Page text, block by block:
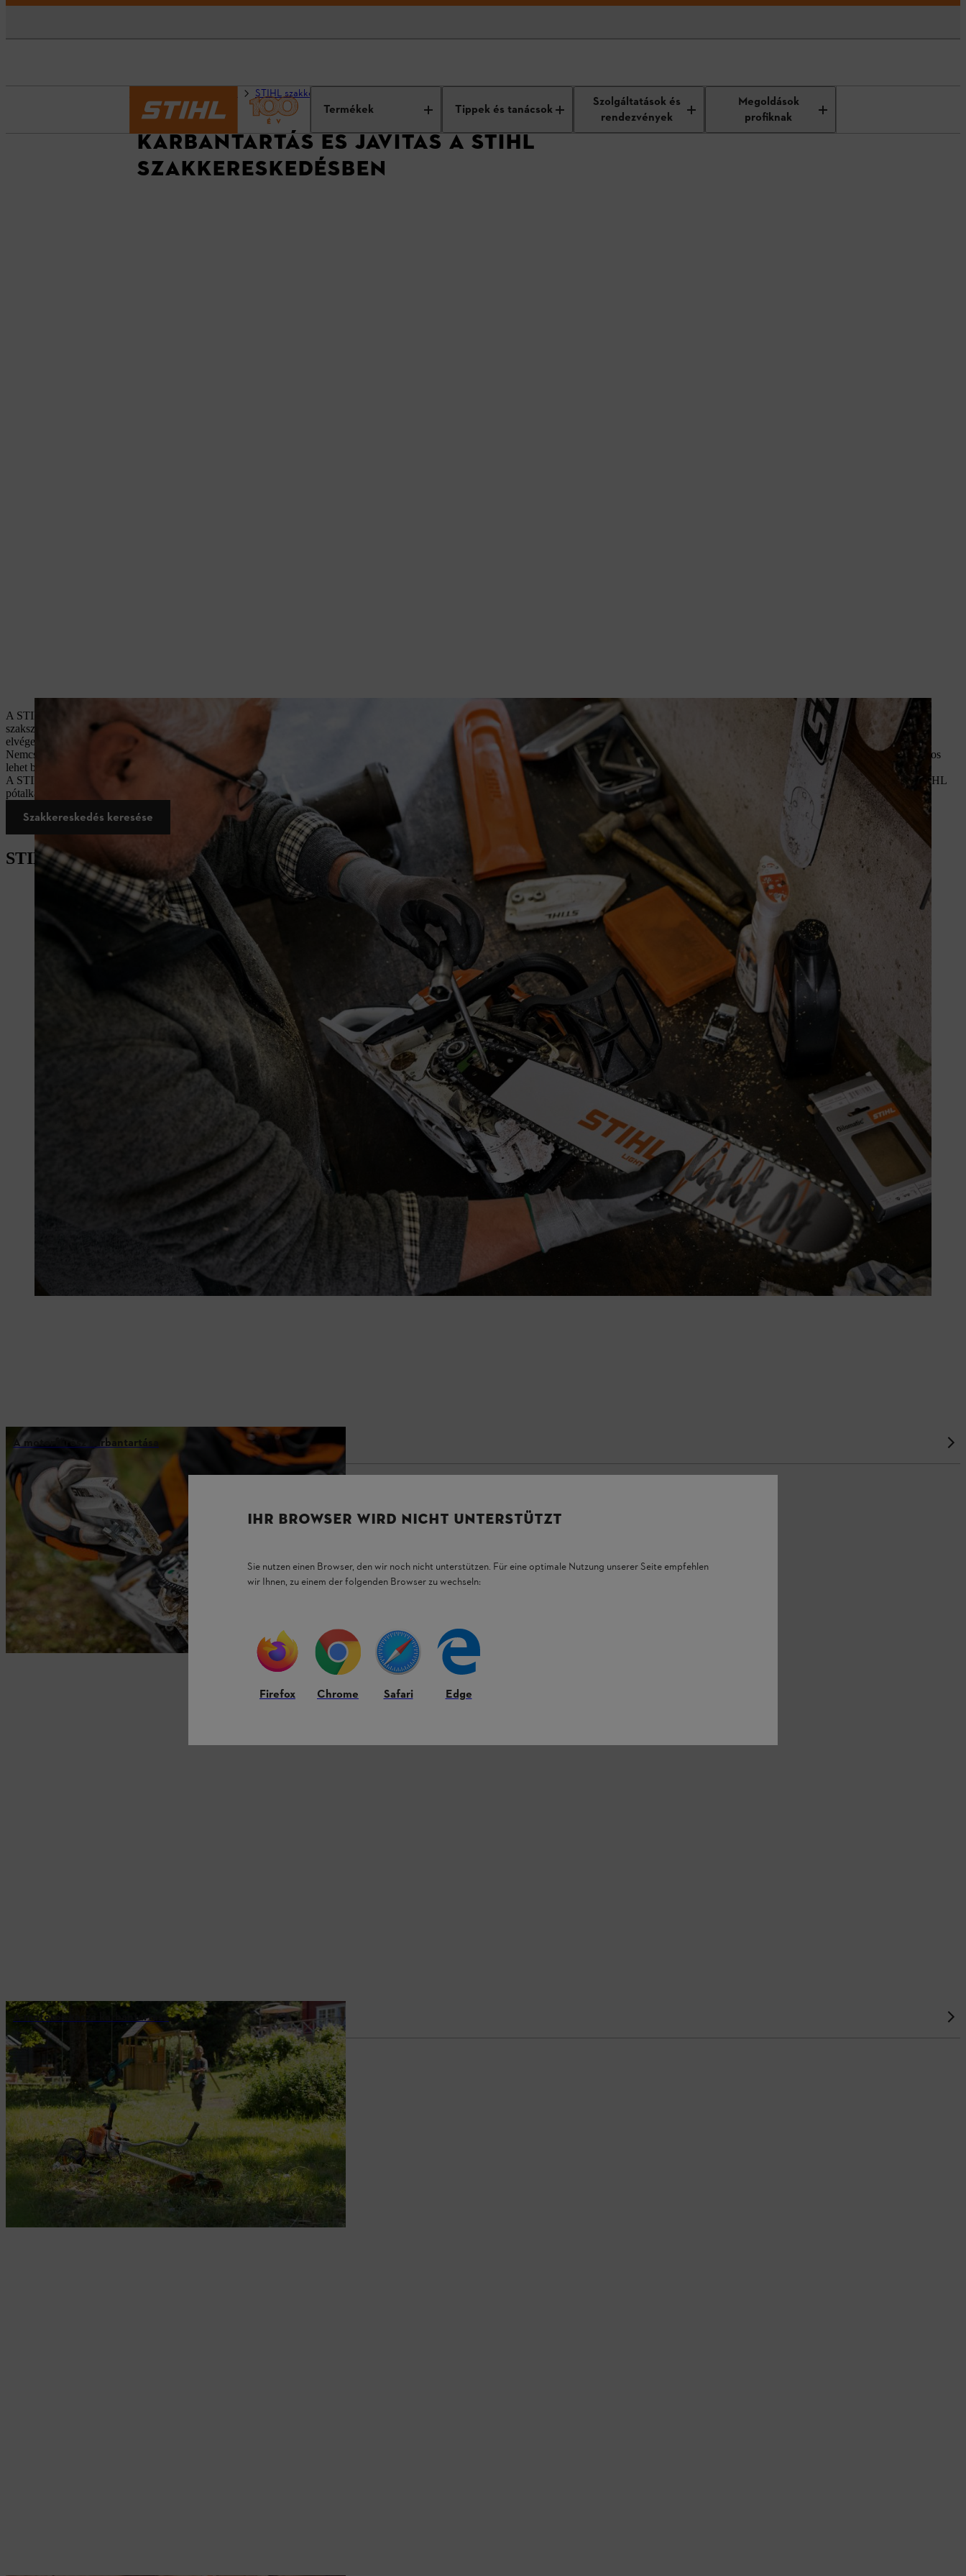
Termékek Tippek és tanácsok
Szolgáltatások és
rendezvények
Megoldások
profiknak
Információk STIHL szakkereskedések szolgáltatásai
KARBANTARTÁS ÉS JAVÍTÁS A STIHL
SZAKKERESKEDÉSBEN
A STIHL egyet jelent az innovációval és a minőséggel. Ahhoz, hogy STIHL gépek nagyfokú igénybevétel esetén is hosszú élettartamúak maradjanak, elengedhetetlen a
szakszerű karbantartás. A rendszeres képzések révén a
STIHL szakkereskedése
i rendelkeznek a szükséges kompetenciával, hogy a karbantartást és a javításokat szakszerűen
elvégezzék – mind a magán, mind a professzinális használat esetében.
Nemcsak a gépeinkkel szemben támasztunk magas követelményeket, hanem a tevékenységeinkkel szemben is. Ezért minden szakkereskedő rendszeresen részt vesz a hivatalos STIHL-képzéseken. Így biztos
lehet benne, hogy STIHL gépe jó kezekben van.
A STIHL motoros gépeknél a maximális megbízhatóság még extrém igénybevétel esetén is magától értetődő. Ennek a minőségnek a garantálása érdekében STIHL szakkereskedéseink kizárólag eredeti STIHL
pótalkatrészeket használnak – hogy Ön megbízhasson STIHL gépe teljesítményében, biztonságában és élettartamában.
Szakkereskedés keresése
STIHL útmutató a gépek karbantartásához
A motorfűrész karbantartása
A motoros kasza karbantartása
IHR BROWSER WIRD NICHT UNTERSTÜTZT
Sie nutzen einen Browser, den wir noch nicht unterstützen. Für eine optimale Nutzung unserer Seite empfehlen
wir Ihnen, zu einem der folgenden Browser zu wechseln:
Firefox Chrome Safari Edge